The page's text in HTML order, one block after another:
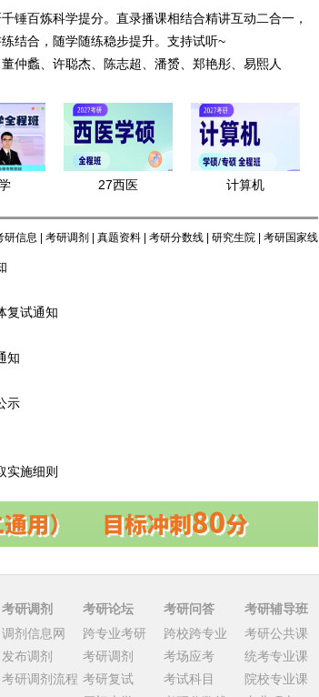
锤百炼科学提分。直录播课相结合精讲互动二合一，
结合，随学随练稳步提升。支持试听~
仲蠡、许聪杰、陈志超、潘赟、郑艳彤、易熙人
27西医 计算机
研信息 考研调剂 真题资料 考研分数线 研究生院 考研国家线
复试通知
知
示
实施细则
考研调剂
调剂信息网
发布调剂
考研调剂流程
考研论坛
跨专业考研
考研调剂
考研复试
考研问答
跨校跨专业
考场应考
考试科目
考研辅导班
考研公共课
统考专业课
院校专业课